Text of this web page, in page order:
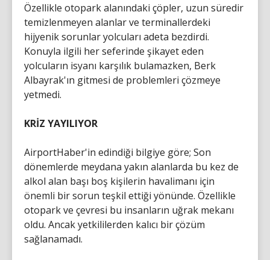
Özellikle otopark alanındaki çöpler, uzun süredir
temizlenmeyen alanlar ve terminallerdeki
hijyenik sorunlar yolcuları adeta bezdirdi.
Konuyla ilgili her seferinde şikayet eden
yolcuların isyanı karşılık bulamazken, Berk
Albayrak'ın gitmesi de problemleri çözmeye
yetmedi.
KRİZ YAYILIYOR
AirportHaber'in edindiği bilgiye göre; Son
dönemlerde meydana yakın alanlarda bu kez de
alkol alan başı boş kişilerin havalimanı için
önemli bir sorun teşkil ettiği yönünde. Özellikle
otopark ve çevresi bu insanların uğrak mekanı
oldu. Ancak yetkililerden kalıcı bir çözüm
sağlanamadı.